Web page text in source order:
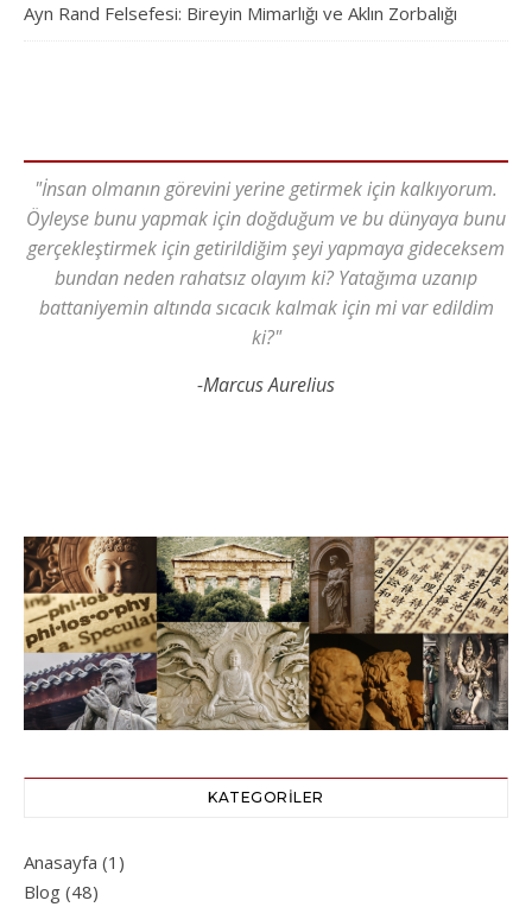
Ayn Rand Felsefesi: Bireyin Mimarlığı ve Aklın Zorbalığı
"İnsan olmanın görevini yerine getirmek için kalkıyorum.
Öyleyse bunu yapmak için doğduğum ve bu dünyaya bunu
gerçekleştirmek için getirildiğim şeyi yapmaya gideceksem
bundan neden rahatsız olayım ki? Yatağıma uzanıp
battaniyemin altında sıcacık kalmak için mi var edildim
ki?"
-Marcus Aurelius
KATEGORILER
Anasayfa (1)
Blog (48)